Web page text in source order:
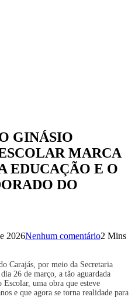
GINÁSIO
MARCA
EDUCAÇÃO E O
DO
2026Nenhum comentário2 Mins
Carajás, por meio da Secretaria
26 de março, a tão aguardada
uma obra que esteve
e que agora se torna realidade para